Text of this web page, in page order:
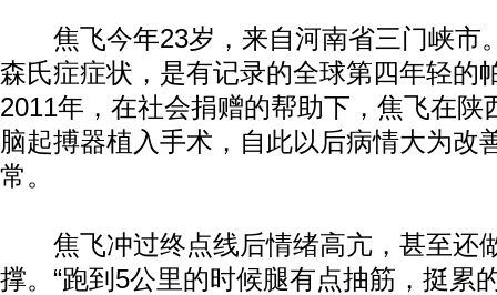
焦飞今年23岁，来自河南省三门峡市
森氏症症状，是有记录的全球第四年轻的
2011年，在社会捐赠的帮助下，焦飞在陕
脑起搏器植入手术，自此以后病情大为改
常。
焦飞冲过终点线后情绪高亢，甚至还
撑。“跑到5公里的时候腿有点抽筋，挺累